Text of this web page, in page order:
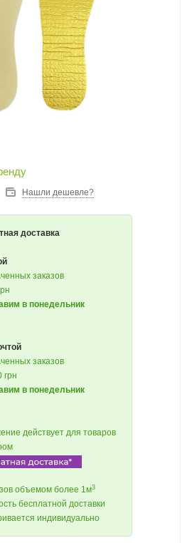
Нашли дешевле?
доставка
заказов
в понедельник
заказов
грн
в понедельник
действует для товаров
объемом более 1м3
бесплатной доставки
индивидуально